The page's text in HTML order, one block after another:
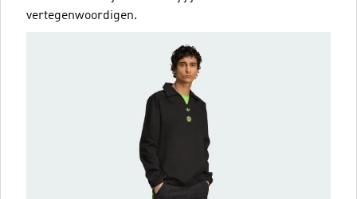
vertegenwoordigen.